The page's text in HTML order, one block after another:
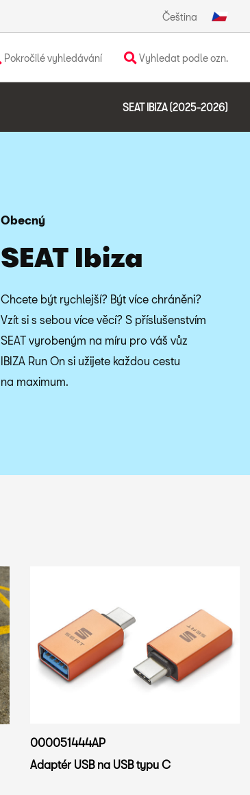
Čeština
Pokročilé vyhledávání Vyhledat podle ozn.
SEAT IBIZA (2025-2026)
Obecný
SEAT Ibiza
Chcete být rychlejší? Být více chráněni?
Vzít si s sebou více věcí? S příslušenstvím
SEAT vyrobeným na míru pro váš vůz
IBIZA Run On si užijete každou cestu
na maximum.
000051444AP
Adaptér USB na USB typu C